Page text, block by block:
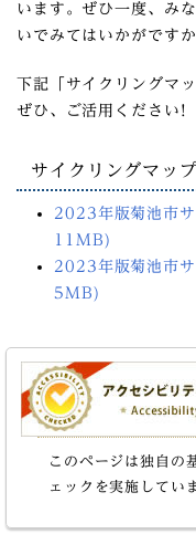
います。ぜひ一度、み
いでみてはいかがですか
下記「サイクリングマ
ぜひ、ご活用ください!
サイクリングマップ
2023年版菊池市
11MB)
2023年版菊池市
5MB)
このページは独自の
ェックを実施してい